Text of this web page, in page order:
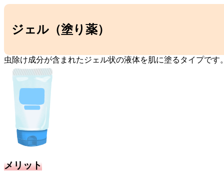
ジェル（塗り薬）
虫除け成分が含まれたジェル状の液体を肌に塗るタイプです
メリット